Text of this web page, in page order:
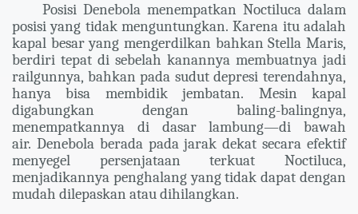
Posisi Denebola menempatkan Noctiluca dalam
posisi yang tidak menguntungkan. Karena itu adalah
kapal besar yang mengerdilkan bahkan Stella Maris,
berdiri tepat di sebelah kanannya membuatnya jadi
railgunnya, bahkan pada sudut depresi terendahnya,
hanya bisa membidik jembatan. Mesin kapal
digabungkan dengan baling-balingnya,
menempatkannya di dasar lambung—di bawah
air. Denebola berada pada jarak dekat secara efektif
menyegel persenjataan terkuat Noctiluca,
menjadikannya penghalang yang tidak dapat dengan
mudah dilepaskan atau dihilangkan.